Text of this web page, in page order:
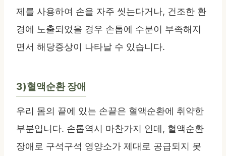
제를 사용하여 손을 자주 씻는다거나, 건조한 환
경에 노출되었을 경우 손톱에 수분이 부족해지
면서 해당증상이 나타날 수 있습니다.
3)혈액순환 장애
우리 몸의 끝에 있는 손끝은 혈액순환에 취약한
부분입니다. 손톱역시 마찬가지 인데, 혈액순환
장애로 구석구석 영양소가 제대로 공급되지 못